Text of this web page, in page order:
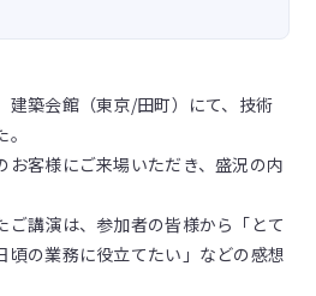
建築会館（東京/田町）にて、技術
お客様にご来場いただき、盛況の内
ご講演は、参加者の皆様から「とて
頃の業務に役立てたい」などの感想